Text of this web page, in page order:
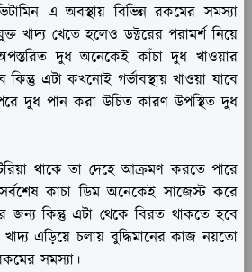
এ অবস্থায় বিভিন্ন রকমের সমস্যা
খাদ্য খেতে হলেও ডক্টরের পরামর্শ নিয়ে
দুধ অনেকেই কাঁচা দুধ খাওয়ার
এটা কখনোই গর্ভাবস্থায় খাওয়া যাবে
দুধ পান করা উচিত কারণ উপস্থিত দুধ
থাকে তা দেহে আক্রমণ করতে পারে
কাচা ডিম অনেকেই সাজেস্ট করে
জন্য কিন্তু এটা থেকে বিরত থাকতে হবে
এড়িয়ে চলায় বুদ্ধিমানের কাজ নয়তো
সমস্যা।